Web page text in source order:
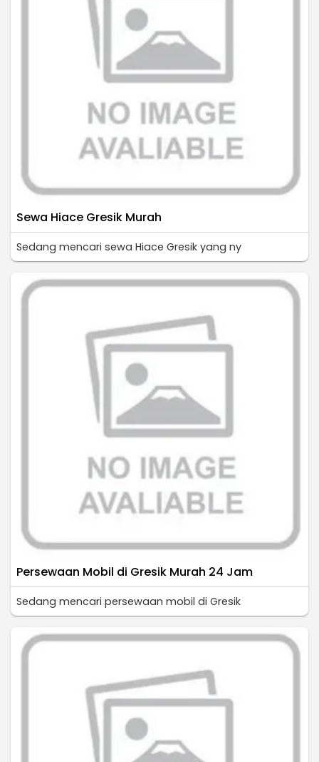
Sewa Hiace Gresik Murah
Sedang mencari sewa Hiace Gresik yang ny
Persewaan Mobil di Gresik Murah 24 Jam
Sedang mencari persewaan mobil di Gresik